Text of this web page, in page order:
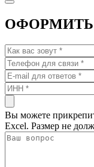
ОФОРМИТЬ
Вы можете
Excel. Размер не